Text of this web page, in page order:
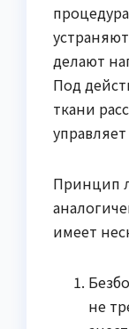
делают
Под
ткани
управляет
Принцип
имеет
не